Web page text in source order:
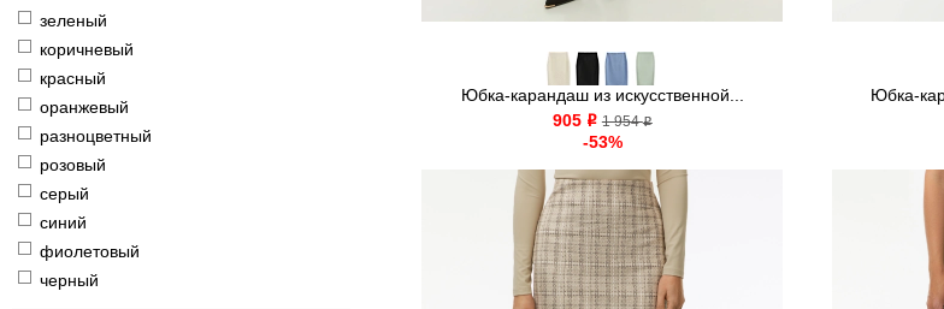
зеленый
коричневый
красный
оранжевый
разноцветный
розовый
серый
синий
фиолетовый
черный
Юбка-карандаш из искусственной...
905 o 1 954o
-53%
Юбка-